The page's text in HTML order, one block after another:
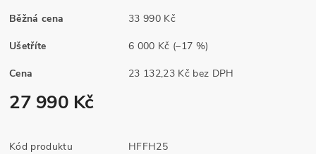
Běžná cena 33 990 Kč
Ušetříte 6 000 Kč (–17 %)
Cena 23 132,23 Kč bez DPH
27 990 Kč
Kód produktu
HFFH25